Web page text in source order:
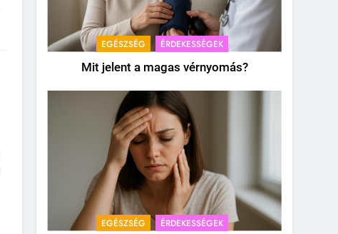
EGÉSZSÉG ÉRDEKESSÉGEK
Mit jelent a magas vérnyomás?
EGÉSZSÉG ÉRDEKESSÉGEK